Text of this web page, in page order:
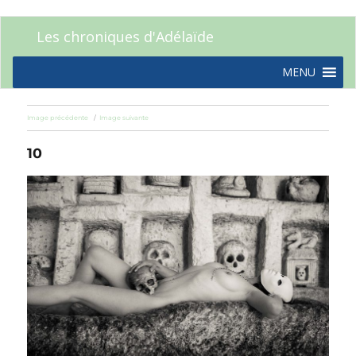
Les chroniques d'Adélaïde
MENU
Image précédente Image suivante
10